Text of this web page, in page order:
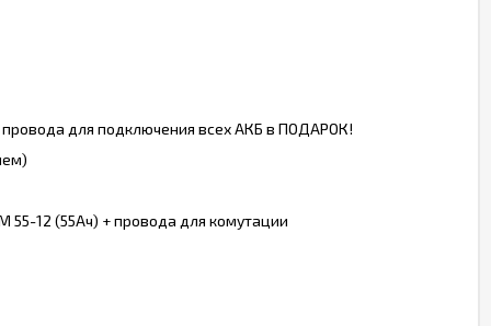
для подключения всех АКБ в ПОДАРОК!
55-12 (55Ач) + провода для комутации